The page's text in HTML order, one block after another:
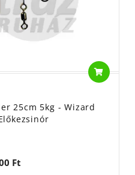
25cm 5kg - Wizard
Ft